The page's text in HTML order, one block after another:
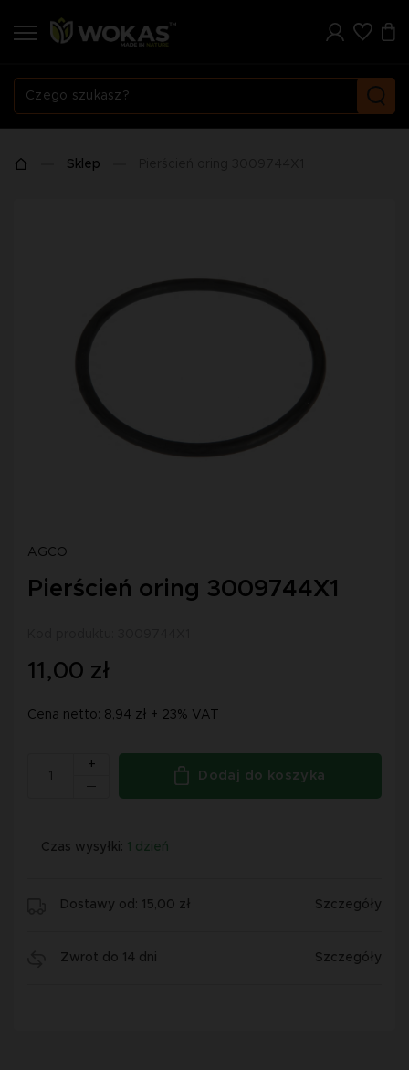
Sklep
AGCO
Pierścień oring 3009744X1
11,00 zł
Cena netto: 8,94 zł + 23% VAT
+
Dodaj do koszyka
Czas wysyłki: 1 dzień
Dostawy od: 15,00 zł Szczegóły
Zwrot do 14 dni Szczegóły